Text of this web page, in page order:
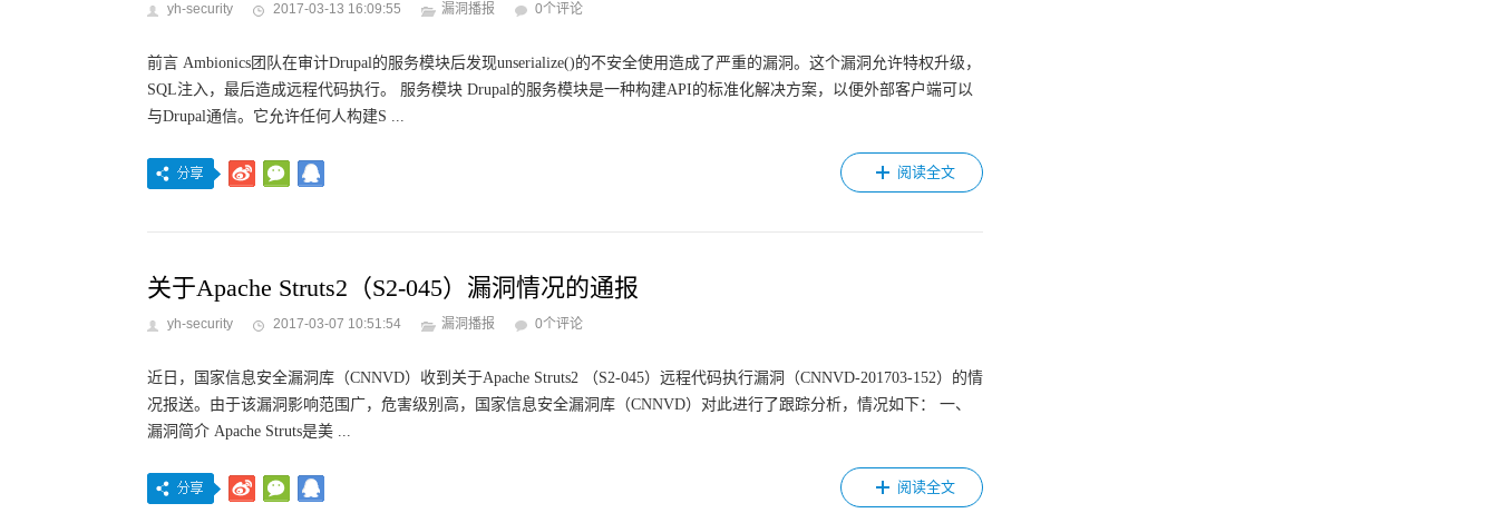
yh-security 2017-03-13 16:09:55 漏洞播报 0个评论
前言 Ambionics团队在审计Drupal的服务模块后发现unserialize()的不安全使用造成了严重的漏洞。这个漏洞允许特权升级，
SQL注入，最后造成远程代码执行。 服务模块 Drupal的服务模块是一种构建API的标准化解决方案，以便外部客户端可以
与Drupal通信。它允许任何人构建S ...
阅读全文
关于Apache Struts2（S2-045）漏洞情况的通报
yh-security 2017-03-07 10:51:54 漏洞播报 0个评论
近日，国家信息安全漏洞库（CNNVD）收到关于Apache Struts2 （S2-045）远程代码执行漏洞（CNNVD-201703-152）的情
况报送。由于该漏洞影响范围广，危害级别高，国家信息安全漏洞库（CNNVD）对此进行了跟踪分析，情况如下： 一、
漏洞简介 Apache Struts是美 ...
阅读全文